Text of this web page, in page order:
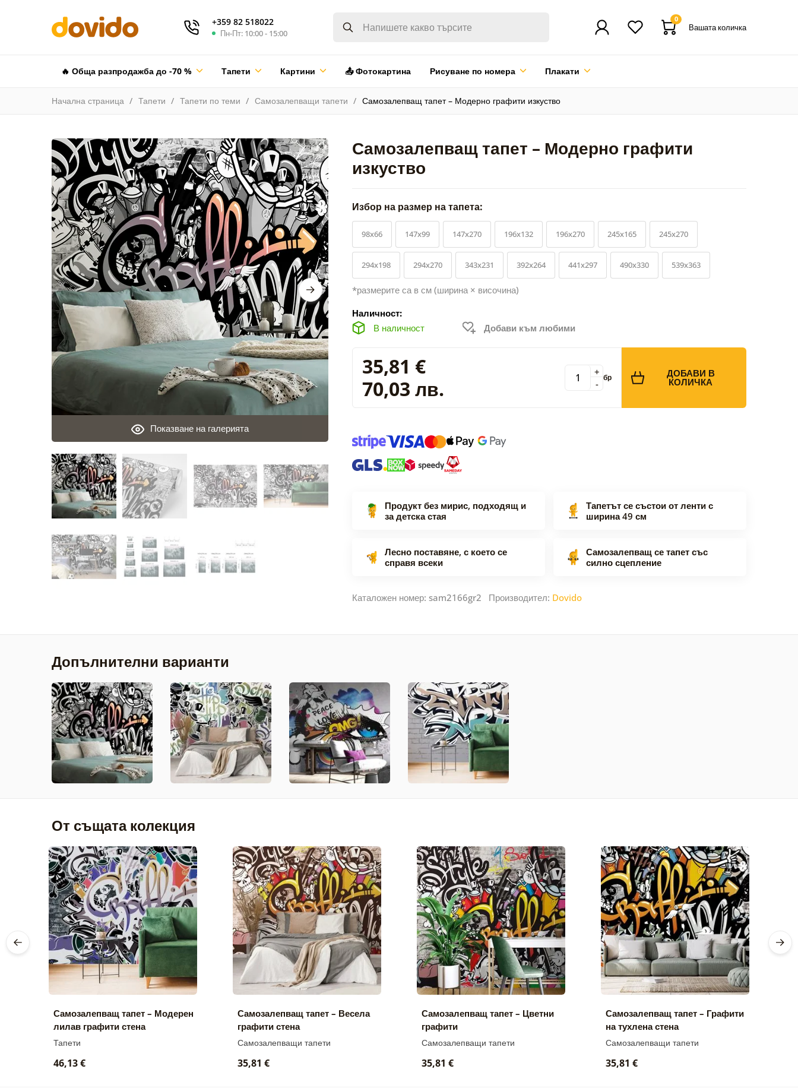
+359 82 518022
Пн-Пт: 10:00 - 15:00
0
Вашата количка
🔥 Обща разпродажба до -70 % Тапети Картини 📤 Фотокартина Рисуване по номера Плакати
Начална страница Тапети Тапети по теми Самозалепващи тапети Самозалепващ тапет – Модерно графити изкуство
Самозалепващ тапет – Модерно графити
изкуство
Показване на галерията
Избор на размер на тапета:
98x66 147x99 147x270 196x132 196x270 245x165 245x270
294x198 294x270 343x231 392x264 441x297 490x330 539x363
*размерите са в см (ширина × височина)
Наличност:
В наличност
Добави към любими
35,81 €
70,03 лв.
-
+ бр ДОБАВИ В
КОЛИЧКА
Продукт без мирис, подходящ и
за детска стая
Тапетът се състои от ленти с
ширина 49 см
Лесно поставяне, с което се
справя всеки
Самозалепващ се тапет със
силно сцепление
Каталожен номер: sam2166gr2 Производител: Dovido
Допълнителни варианти
От същата колекция
Самозалепващ тапет – Модерен
лилав графити стена
Тапети
46,13 €
Самозалепващ тапет – Весела
графити стена
Самозалепващи тапети
35,81 €
Самозалепващ тапет – Цветни
графити
Самозалепващи тапети
35,81 €
Самозалепващ тапет – Графити
на тухлена стена
Самозалепващи тапети
35,81 €